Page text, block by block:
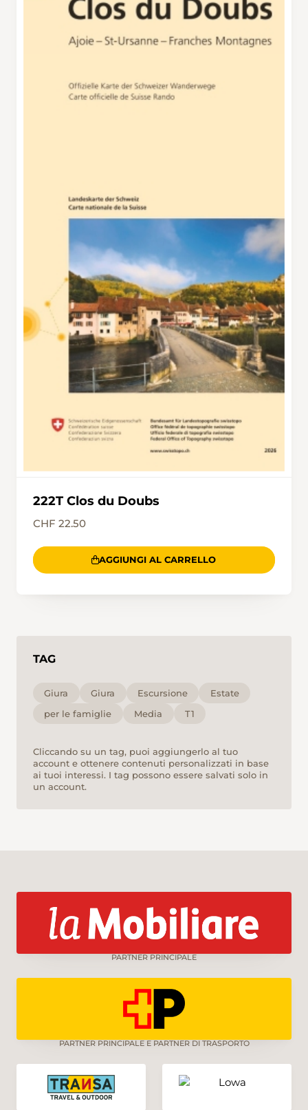
den Kameras. Farne auf dem Waldboden sind
noch letzte Nachkommen der einstigen
Riesenfarne, die es zu den Zeiten der
Dinosaurier gab. Unterwegs lädt ein kleiner
ein. Auch die Grotten mit ihren faszinierenden
als dreissig Einwohner. Von hier sieht man auf
der einen Seite nach Frankreich hinüber in das
anderen Seite auf den Flickenteppich von
Wäldern, Feldern und Wiesen der Ajoje.
Rocourt, das Tagesziel, liegt greifbar nahe.
222T Clos du Doubs
CHF 22.50
AGGIUNGI AL CARRELLO
TAG
Giura Giura Escursione
Estate
per le famiglie
Media T1
Cliccando su un tag, puoi aggiungerlo al tuo
account e ottenere contenuti personalizzati in base
ai tuoi interessi. I tag possono essere salvati solo in
un account.
PARTNER PRINCIPALE
PARTNER PRINCIPALE E PARTNER DI TRASPORTO